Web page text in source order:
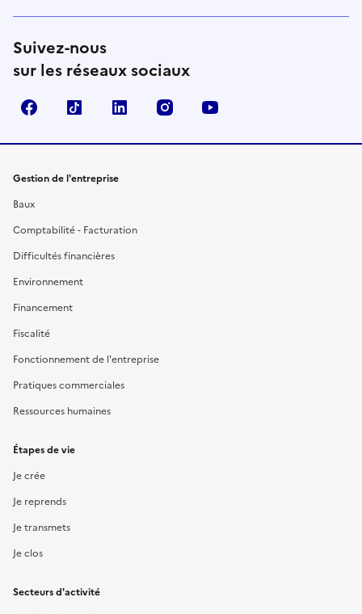
Suivez-nous
sur les réseaux sociaux
FacebookTikTok Linkedin Instagram
Gestion de l'entreprise
Baux
Comptabilité - Facturation
Difficultés financières
Environnement
Financement
Fiscalité
Fonctionnement de l'entreprise
Pratiques commerciales
Ressources humaines
Étapes de vie
Je crée
Je reprends
Je transmets
Je clos
Secteurs d'activité